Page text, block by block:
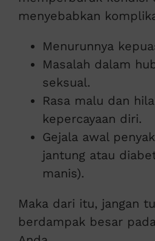
menyebabkan
Menurunnya
Masalah dalam
seksual.
Rasa malu dan
kepercayaan diri.
Gejala awal
jantung atau
manis).
Maka dari itu, jangan
berdampak besar